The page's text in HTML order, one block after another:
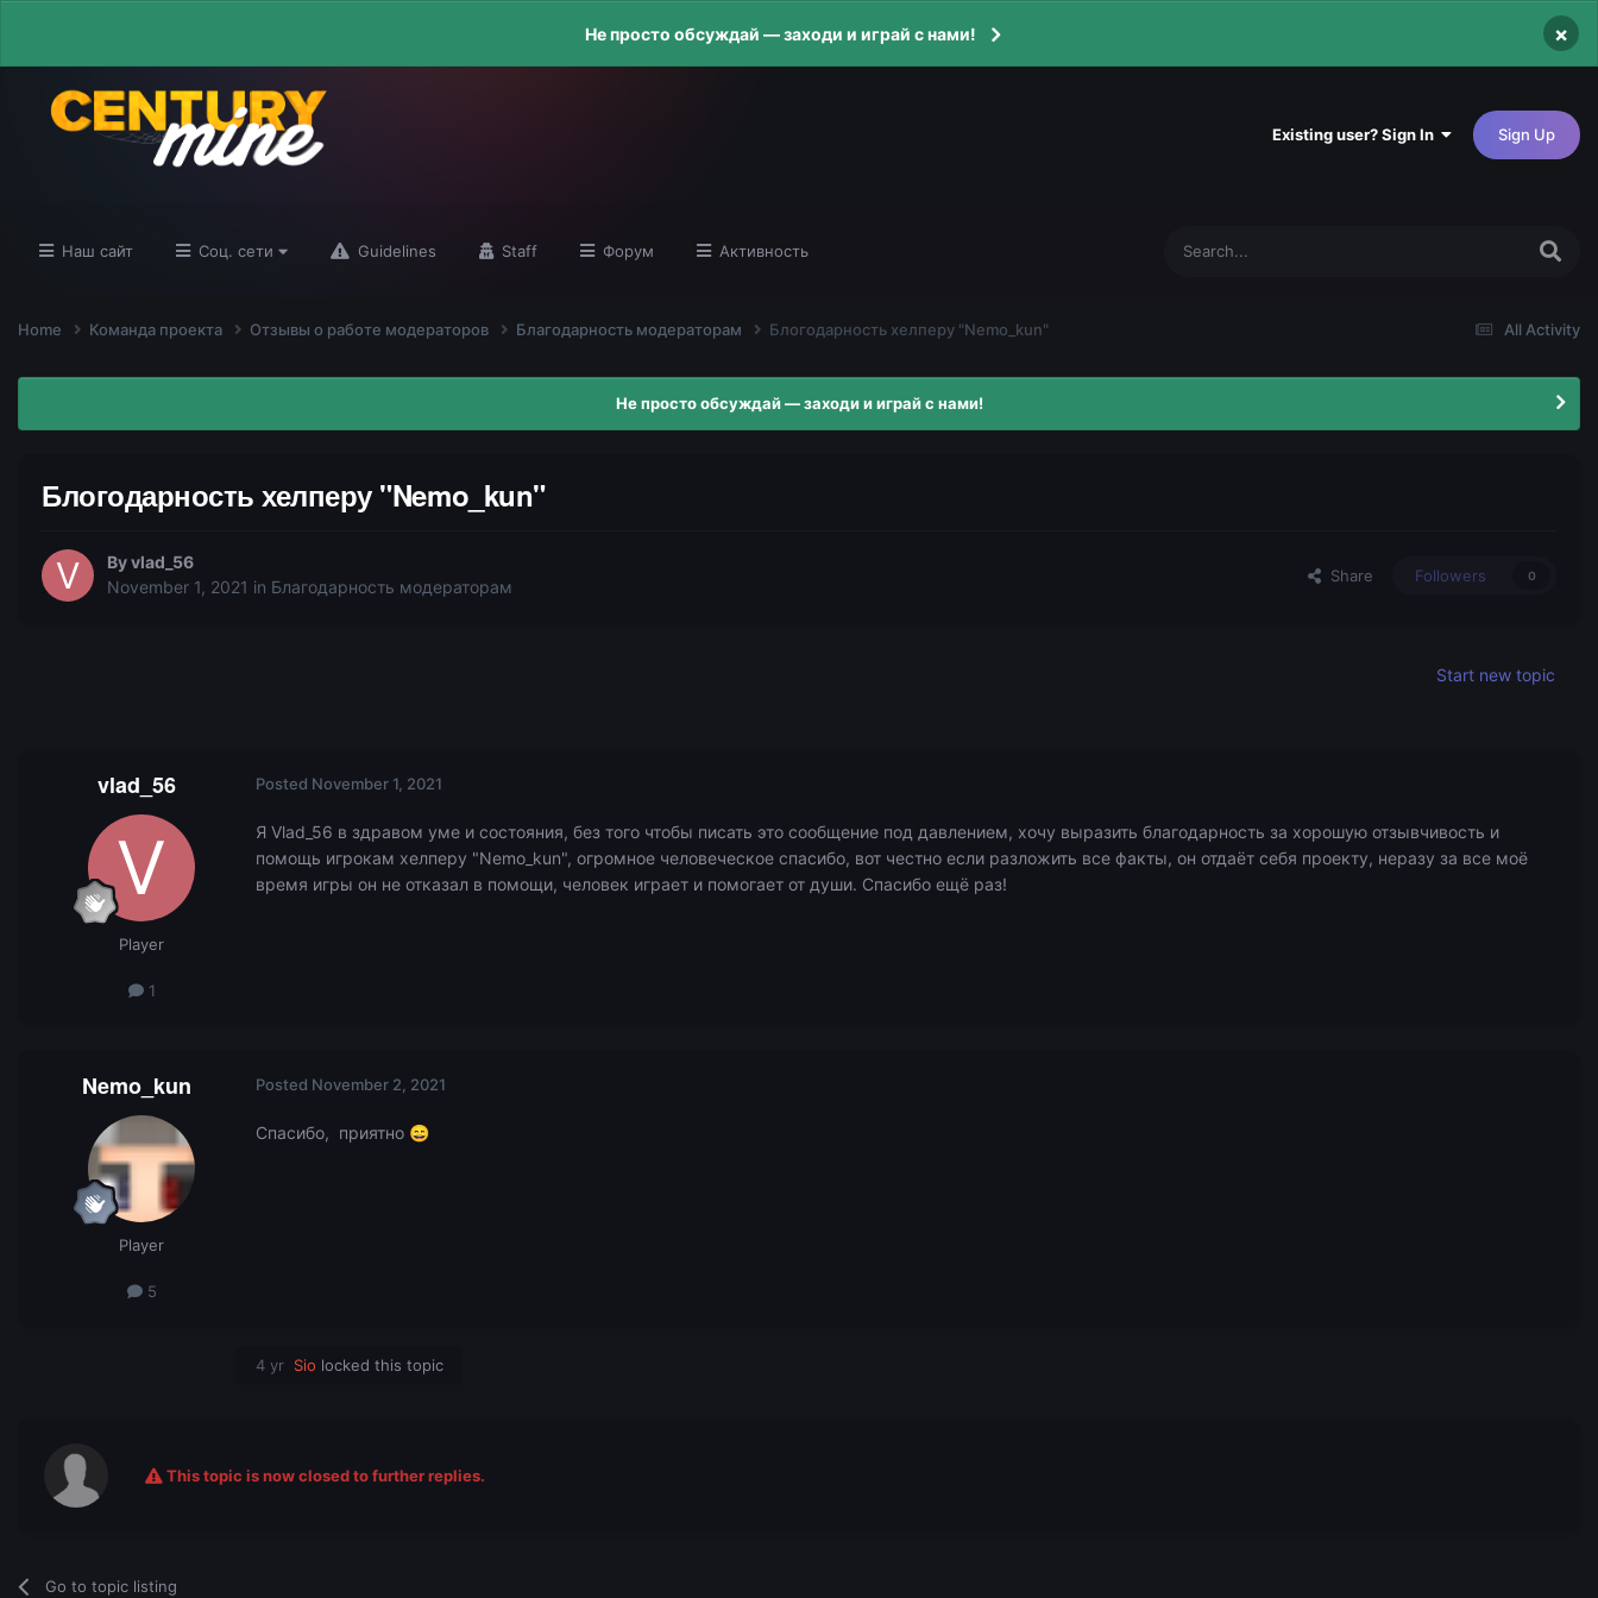
Не просто обсуждай — заходи и играй с нами! ×
Existing user? Sign In Sign Up
Наш сайт Соц. сети Guidelines Staff Форум Активность
All Activity
Home Команда проекта Отзывы о работе модераторов Благодарность модераторам Блогодарность хелперу "Nemo_kun"
Не просто обсуждай — заходи и играй с нами!
Блогодарность хелперу "Nemo_kun"
Byvlad_56
November 1, 2021 in Благодарность модераторам
Share Followers 0
Start new topic
vlad_56
Player
1
Posted November 1, 2021
Я Vlad_56 в здравом уме и состояния, без того чтобы писать это сообщение под давлением, хочу выразить благодарность за хорошую отзывчивость и
помощь игрокам хелперу "Nemo_kun", огромное человеческое спасибо, вот честно если разложить все факты, он отдаёт себя проекту, неразу за все моё
время игры он не отказал в помощи, человек играет и помогает от души. Спасибо ещё раз!
Nemo_kun
Player
5
Posted November 2, 2021
Спасибо, приятно 😄
4 yr Sio locked this topic
This topic is now closed to further replies.
Go to topic listing